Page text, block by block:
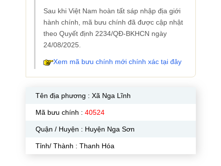
Sau khi Việt Nam hoàn tất sáp nhập địa giới
hành chính, mã bưu chính đã được cập nhật
theo Quyết định 2234/QĐ-BKHCN ngày
24/08/2025.
Xem mã bưu chính mới chính xác tại đây
Tên địa phương : Xã Nga Lĩnh
Mã bưu chính : 40524
Quận / Huyện : Huyện Nga Sơn
Tỉnh/ Thành : Thanh Hóa